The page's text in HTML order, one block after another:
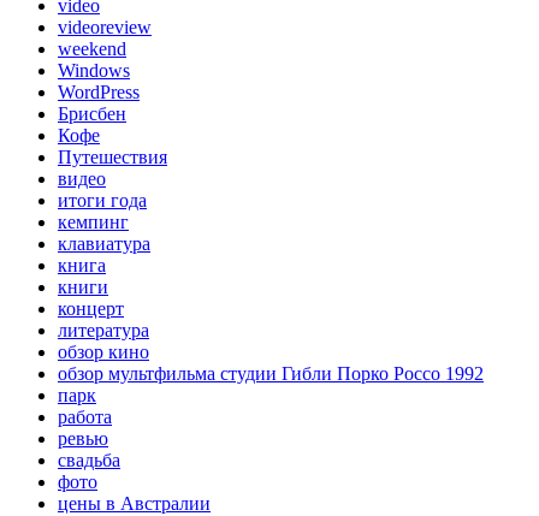
video
videoreview
weekend
Windows
WordPress
Брисбен
Кофе
Путешествия
видео
итоги года
кемпинг
клавиатура
книга
книги
концерт
литература
обзор кино
обзор мультфильма студии Гибли Порко Россо 1992
парк
работа
ревью
свадьба
фото
цены в Австралии